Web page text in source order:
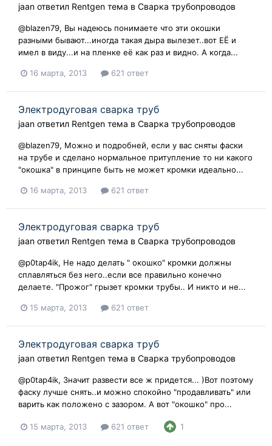
jaan ответил Rentgen тема в Сварка трубопроводов
@blazen79, Вы надеюсь понимаете что эти окошки
разными бывают...иногда такая дыра вылезет..вот ЕЁ и
имел в виду...и на пленке её как раз и видно. А когда...
16 марта, 2013 621 ответ
Электродуговая сварка труб
jaan ответил Rentgen тема в Сварка трубопроводов
@blazen79, Можно и подробней, если у вас сняты фаски
на трубе и сделано нормальное притупление то ни какого
"окошка" в принципе быть не может кромки идеально...
16 марта, 2013 621 ответ
Электродуговая сварка труб
jaan ответил Rentgen тема в Сварка трубопроводов
@p0tap4ik, Не надо делать " окошко" кромки должны
сплавляться без него..если все правильно конечно
делаете. "Прожог" грызет кромки трубы.. И никто и не...
15 марта, 2013 621 ответ
Электродуговая сварка труб
jaan ответил Rentgen тема в Сварка трубопроводов
@p0tap4ik, Значит развести все ж придется... )Вот поэтому
фаску лучше снять..и можно спокойно "продавливать" или
варить как положено с зазором. А вот "окошко" про...
15 марта, 2013 621 ответ 1